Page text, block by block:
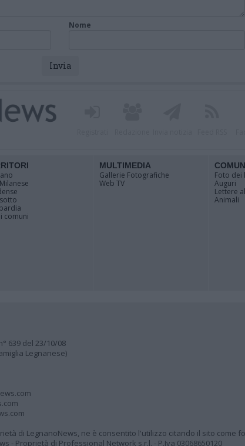
Nome
comuni
MULTIMEDIA
Gallerie Fotografiche
Web TV
Foto dei
Auguri
Lettere
Animali
639 del 23/10/08
Legnanese)
di LegnanoNews, ne è consentito l'utilizzo citando il sito come
- Proprietà di Professional Network s.r.l. - P.Iva 03068650120